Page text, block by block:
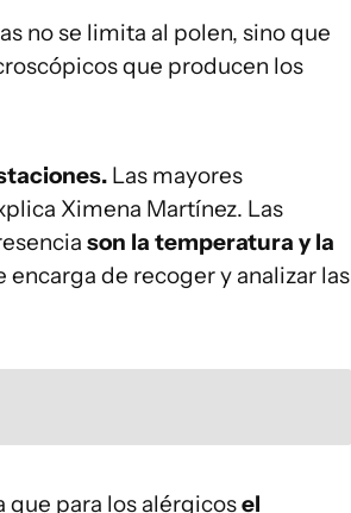
no se limita al polen, sino que
que producen los
Las mayores
Ximena Martínez. Las
son la temperatura y la
encarga de recoger y analizar las
que para los alérgicosel